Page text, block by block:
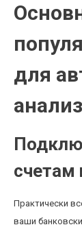
для
счетам
Практически
ваши